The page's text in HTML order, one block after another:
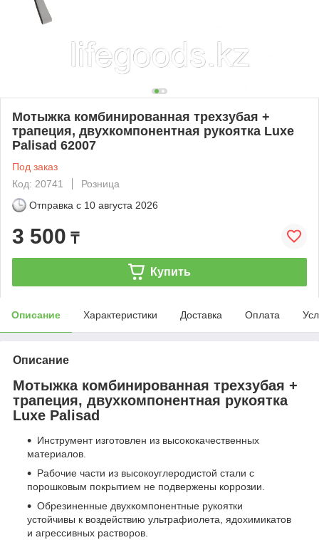
Мотыжка комбинированная трехзубая +
трапеция, двухкомпонентная рукоятка Luxe
Palisad 62007
Под заказ
Код: 20741
Розница
Отправка с 10 августа 2026
3 500 ₸
Купить
Описание Характеристики Доставка Оплата
Описание
Мотыжка комбинированная трехзубая +
трапеция, двухкомпонентная рукоятка
Luxe Palisad
Инструмент изготовлен из высококачественных
материалов.
Рабочие части из высокоуглеродистой стали с
порошковым покрытием не подвержены коррозии.
Обрезиненные двухкомпонентные рукоятки
устойчивы к воздействию ультрафиолета, ядохимикатов
и агрессивных растворов.